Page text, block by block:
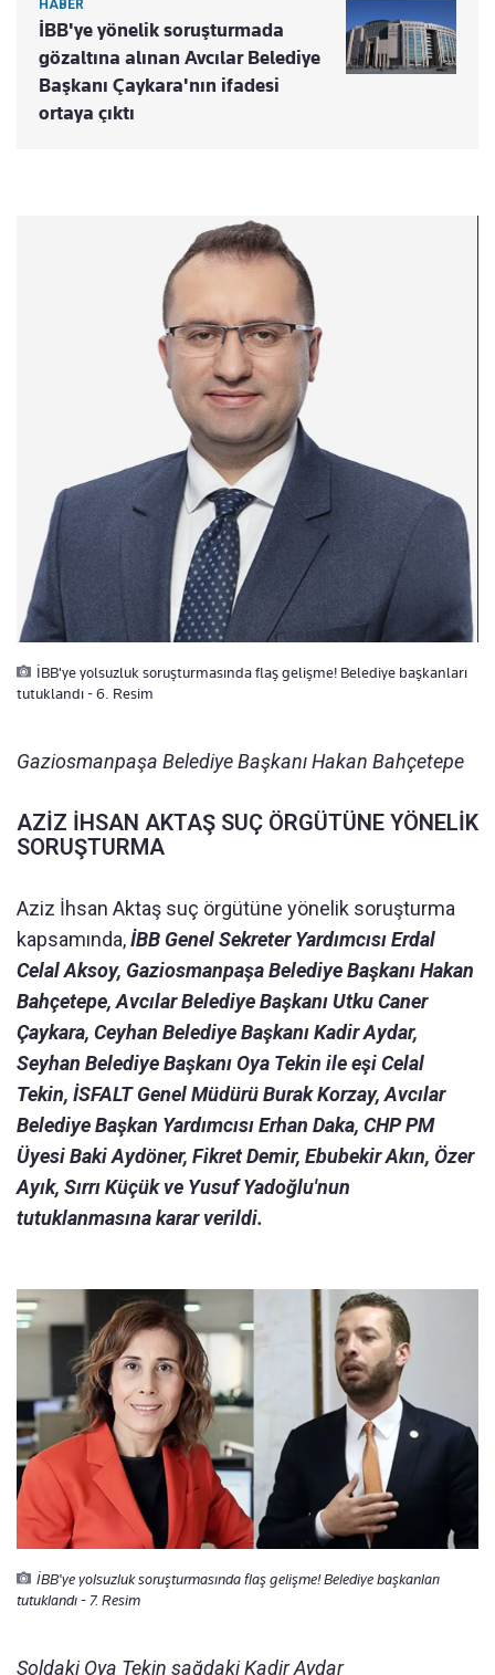
HABER
İBB'ye yönelik soruşturmada
gözaltına alınan Avcılar Belediye
Başkanı Çaykara'nın ifadesi
ortaya çıktı
İBB'ye yolsuzluk soruşturmasında flaş gelişme! Belediye başkanları
tutuklandı - 6. Resim
Gaziosmanpaşa Belediye Başkanı Hakan Bahçetepe
AZİZ İHSAN AKTAŞ SUÇ ÖRGÜTÜNE YÖNELİK
SORUŞTURMA
Aziz İhsan Aktaş suç örgütüne yönelik soruşturma
kapsamında,İBB Genel Sekreter Yardımcısı Erdal
Celal Aksoy, Gaziosmanpaşa Belediye Başkanı Hakan
Bahçetepe, Avcılar Belediye Başkanı Utku Caner
Çaykara, Ceyhan Belediye Başkanı Kadir Aydar,
Seyhan Belediye Başkanı Oya Tekin ile eşi Celal
Tekin, İSFALT Genel Müdürü Burak Korzay, Avcılar
Belediye Başkan Yardımcısı Erhan Daka, CHP PM
Üyesi Baki Aydöner, Fikret Demir, Ebubekir Akın, Özer
Ayık, Sırrı Küçük ve Yusuf Yadoğlu'nun
tutuklanmasına karar verildi.
İBB'ye yolsuzluk soruşturmasında flaş gelişme! Belediye başkanları
tutuklandı - 7. Resim
Soldaki Oya Tekin sağdaki Kadir Aydar